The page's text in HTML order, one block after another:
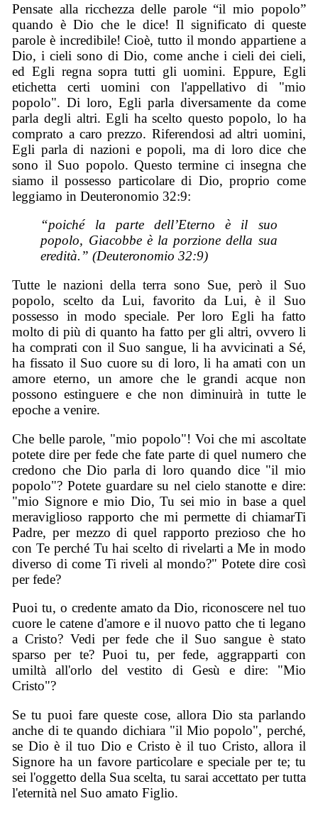
Pensate alla ricchezza delle parole “il mio popolo”
quando è Dio che le dice! Il significato di queste
parole è incredibile! Cioè, tutto il mondo appartiene a
Dio, i cieli sono di Dio, come anche i cieli dei cieli,
ed Egli regna sopra tutti gli uomini. Eppure, Egli
etichetta certi uomini con l'appellativo di "mio
popolo". Di loro, Egli parla diversamente da come
parla degli altri. Egli ha scelto questo popolo, lo ha
comprato a caro prezzo. Riferendosi ad altri uomini,
Egli parla di nazioni e popoli, ma di loro dice che
sono il Suo popolo. Questo termine ci insegna che
siamo il possesso particolare di Dio, proprio come
leggiamo in Deuteronomio 32:9:
“poiché la parte dell’Eterno è il suo
popolo, Giacobbe è la porzione della sua
eredità.” (Deuteronomio 32:9)
Tutte le nazioni della terra sono Sue, però il Suo
popolo, scelto da Lui, favorito da Lui, è il Suo
possesso in modo speciale. Per loro Egli ha fatto
molto di più di quanto ha fatto per gli altri, ovvero li
ha comprati con il Suo sangue, li ha avvicinati a Sé,
ha fissato il Suo cuore su di loro, li ha amati con un
amore eterno, un amore che le grandi acque non
possono estinguere e che non diminuirà in tutte le
epoche a venire.
Che belle parole, "mio popolo"! Voi che mi ascoltate
potete dire per fede che fate parte di quel numero che
credono che Dio parla di loro quando dice "il mio
popolo"? Potete guardare su nel cielo stanotte e dire:
"mio Signore e mio Dio, Tu sei mio in base a quel
meraviglioso rapporto che mi permette di chiamarTi
Padre, per mezzo di quel rapporto prezioso che ho
con Te perché Tu hai scelto di rivelarti a Me in modo
diverso di come Ti riveli al mondo?" Potete dire così
per fede?
Puoi tu, o credente amato da Dio, riconoscere nel tuo
cuore le catene d'amore e il nuovo patto che ti legano
a Cristo? Vedi per fede che il Suo sangue è stato
sparso per te? Puoi tu, per fede, aggrapparti con
umiltà all'orlo del vestito di Gesù e dire: "Mio
Cristo"?
Se tu puoi fare queste cose, allora Dio sta parlando
anche di te quando dichiara "il Mio popolo", perché,
se Dio è il tuo Dio e Cristo è il tuo Cristo, allora il
Signore ha un favore particolare e speciale per te; tu
sei l'oggetto della Sua scelta, tu sarai accettato per tutta
l'eternità nel Suo amato Figlio.